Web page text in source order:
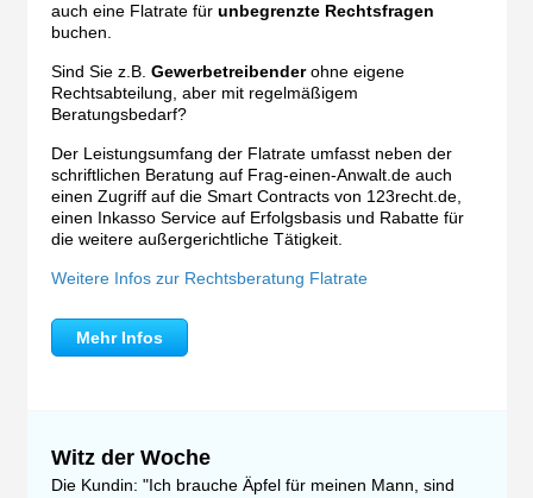
auch eine Flatrate für unbegrenzte Rechtsfragen
buchen.
Sind Sie z.B. Gewerbetreibenderohne eigene
Rechtsabteilung, aber mit regelmäßigem
Beratungsbedarf?
Der Leistungsumfang der Flatrate umfasst neben der
schriftlichen Beratung auf Frag-einen-Anwalt.de auch
einen Zugriff auf die Smart Contracts von 123recht.de,
einen Inkasso Service auf Erfolgsbasis und Rabatte für
die weitere außergerichtliche Tätigkeit.
Weitere Infos zur Rechtsberatung Flatrate
Mehr Infos
Witz der Woche
Die Kundin: "Ich brauche Äpfel für meinen Mann, sind